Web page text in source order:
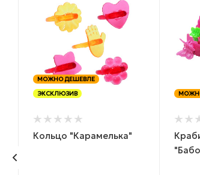
МОЖНО ДЕШЕВЛЕ
ЭКСКЛЮЗИВ
Кольцо "Карамелька"